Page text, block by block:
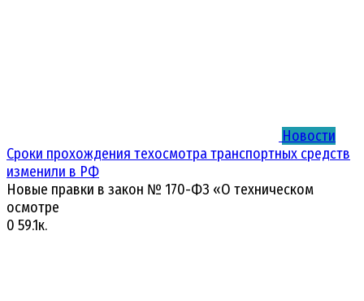
Новости
Сроки прохождения техосмотра транспортных средств
изменили в РФ
Новые правки в закон № 170-ФЗ «О техническом
осмотре
0 59.1к.